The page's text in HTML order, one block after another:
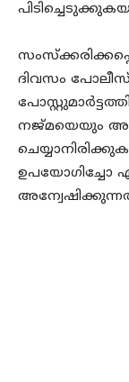
ദിവസം
നജ്മയെയും
ഉപയോഗിച്ചോ